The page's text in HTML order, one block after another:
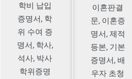
학비 납입
증명서, 학
위 수여 증
명서, 학사,
석사, 박사
학위증명
이혼판결
문, 이혼증
명서, 제적
등본, 기본
증명서, 배
우자 초청